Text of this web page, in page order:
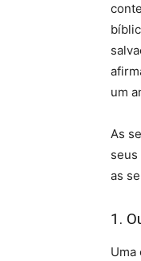
um
As
seus
as
1.
Uma